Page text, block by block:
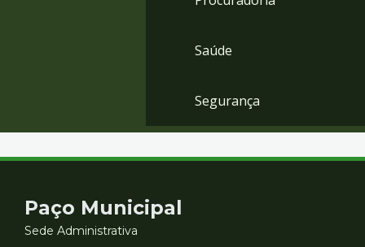
Saúde
Segurança
Contato
Paço Municipal
Sede Administrativa